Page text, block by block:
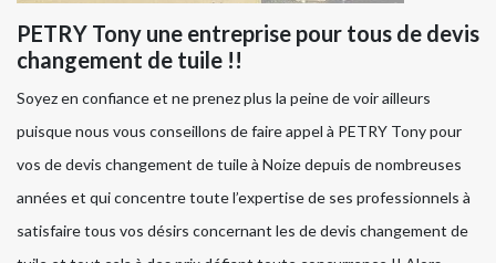
PETRY Tony une entreprise pour tous de devis
changement de tuile !!
Soyez en confiance et ne prenez plus la peine de voir ailleurs
puisque nous vous conseillons de faire appel à PETRY Tony pour
vos de devis changement de tuile à Noize depuis de nombreuses
années et qui concentre toute l’expertise de ses professionnels à
satisfaire tous vos désirs concernant les de devis changement de